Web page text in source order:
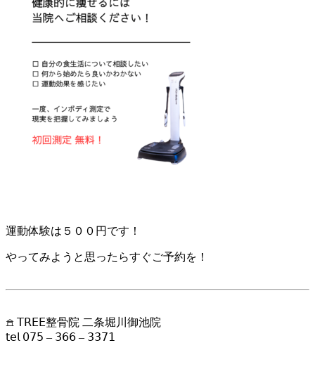
運動体験は５００円です！
やってみようと思ったらすぐご予約を！
𖠿 𝖳𝖱𝖤𝖤整骨院 二条堀川御池院
𝗍𝖾𝗅 𝟢𝟩𝟧 – 𝟥𝟨𝟨 – 𝟥𝟥𝟩𝟣